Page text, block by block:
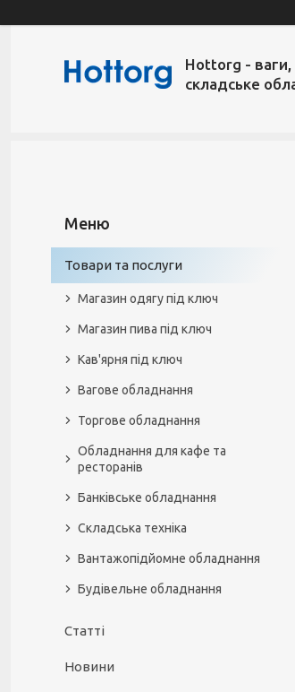
Hottorg - ваги,
складське
Товари та послуги
Магазин одягу під ключ
Магазин пива під ключ
Кав'ярня під ключ
Вагове обладнання
Торгове обладнання
Обладнання для кафе та
ресторанів
Банківське обладнання
Складська техніка
Вантажопідйомне обладнання
Будівельне обладнання
Статті
Новини